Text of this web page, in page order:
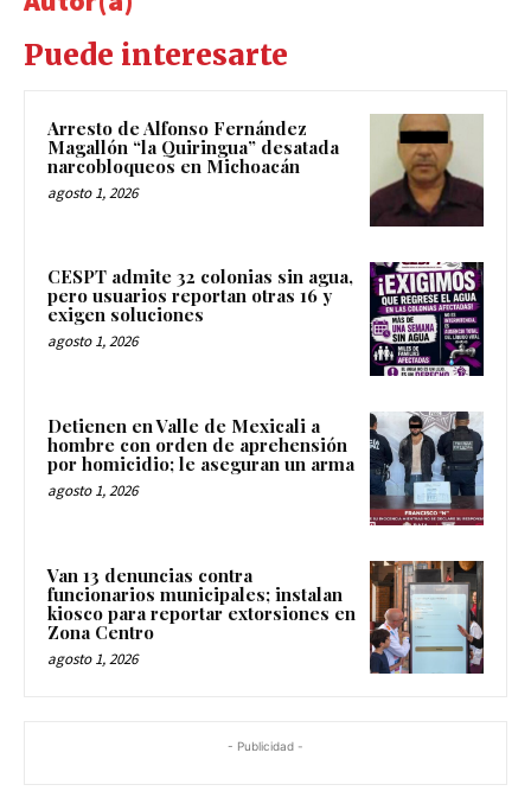
Puede interesarte
Arresto de Alfonso Fernández
Magallón “la Quiringua” desatada
narcobloqueos en Michoacán
agosto 1, 2026
CESPT admite 32 colonias sin agua,
pero usuarios reportan otras 16 y
exigen soluciones
agosto 1, 2026
Detienen en Valle de Mexicali a
hombre con orden de aprehensión
por homicidio; le aseguran un arma
agosto 1, 2026
Van 13 denuncias contra
funcionarios municipales; instalan
kiosco para reportar extorsiones en
Zona Centro
agosto 1, 2026
- Publicidad -